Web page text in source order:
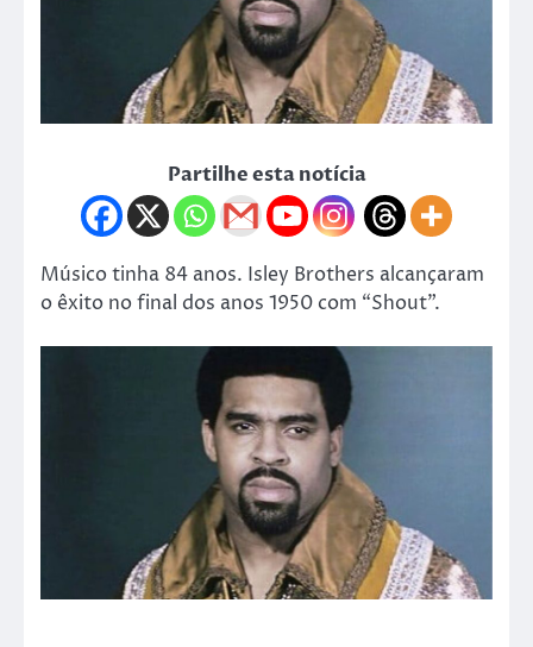
Partilhe esta notícia
Músico tinha 84 anos. Isley Brothers alcançaram
o êxito no final dos anos 1950 com “Shout”.